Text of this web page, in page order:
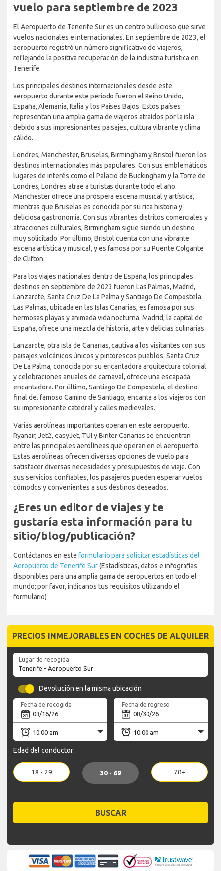
vuelo para septiembre de 2023
El Aeropuerto de Tenerife Sur es un centro bullicioso que sirve
vuelos nacionales e internacionales. En septiembre de 2023, el
aeropuerto registró un número significativo de viajeros,
reflejando la positiva recuperación de la industria turística en
Tenerife.
Los principales destinos internacionales desde este
aeropuerto durante este período fueron el Reino Unido,
España, Alemania, Italia y los Países Bajos. Estos países
representan una amplia gama de viajeros atraídos por la isla
debido a sus impresionantes paisajes, cultura vibrante y clima
cálido.
Londres, Manchester, Bruselas, Birmingham y Bristol fueron los
destinos internacionales más populares. Con sus emblemáticos
lugares de interés como el Palacio de Buckingham y la Torre de
Londres, Londres atrae a turistas durante todo el año.
Manchester ofrece una próspera escena musical y artística,
mientras que Bruselas es conocida por su rica historia y
deliciosa gastronomía. Con sus vibrantes distritos comerciales y
atracciones culturales, Birmingham sigue siendo un destino
muy solicitado. Por último, Bristol cuenta con una vibrante
escena artística y musical, y es famosa por su Puente Colgante
de Clifton.
Para los viajes nacionales dentro de España, los principales
destinos en septiembre de 2023 fueron Las Palmas, Madrid,
Lanzarote, Santa Cruz De La Palma y Santiago De Compostela.
Las Palmas, ubicada en las Islas Canarias, es famosa por sus
hermosas playas y animada vida nocturna. Madrid, la capital de
España, ofrece una mezcla de historia, arte y delicias culinarias.
Lanzarote, otra isla de Canarias, cautiva a los visitantes con sus
paisajes volcánicos únicos y pintorescos pueblos. Santa Cruz
De La Palma, conocida por su encantadora arquitectura colonial
y celebraciones anuales de carnaval, ofrece una escapada
encantadora. Por último, Santiago De Compostela, el destino
final del famoso Camino de Santiago, encanta a los viajeros con
su impresionante catedral y calles medievales.
Varias aerolíneas importantes operan en este aeropuerto.
Ryanair, Jet2, easyJet, TUI y Binter Canarias se encuentran
entre las principales aerolíneas que operan en el aeropuerto.
Estas aerolíneas ofrecen diversas opciones de vuelo para
satisfacer diversas necesidades y presupuestos de viaje. Con
sus servicios confiables, los pasajeros pueden esperar vuelos
cómodos y convenientes a sus destinos deseados.
¿Eres un editor de viajes y te
gustaría esta información para tu
sitio/blog/publicación?
Contáctanos en este formulario para solicitar estadísticas del
Aeropuerto de Tenerife Sur(Estadísticas, datos e infografías
disponibles para una amplia gama de aeropuertos en todo el
mundo; por favor, indícanos tus requisitos utilizando el
formulario)
PRECIOS INMEJORABLES EN COCHES DE ALQUILER
Lugar de recogida
Devolución en la misma ubicación
Fecha de recogida Fecha de regreso
Edad del conductor:
18 - 29 30 - 69 70+
BUSCAR